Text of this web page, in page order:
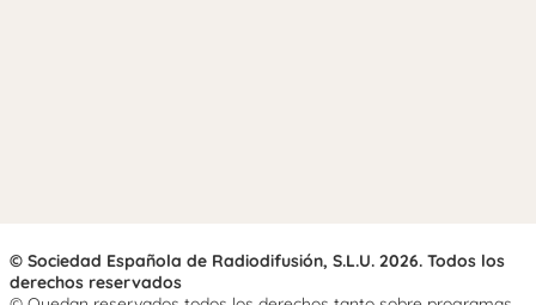
© Sociedad Española de Radiodifusión, S.L.U. 2026. Todos los
derechos reservados